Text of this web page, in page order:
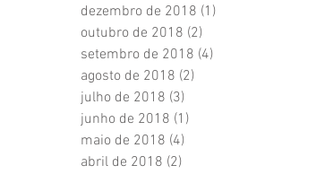
dezembro de 2018 (1)
outubro de 2018 (2)
setembro de 2018 (4)
agosto de 2018 (2)
julho de 2018 (3)
junho de 2018 (1)
maio de 2018 (4)
abril de 2018 (2)